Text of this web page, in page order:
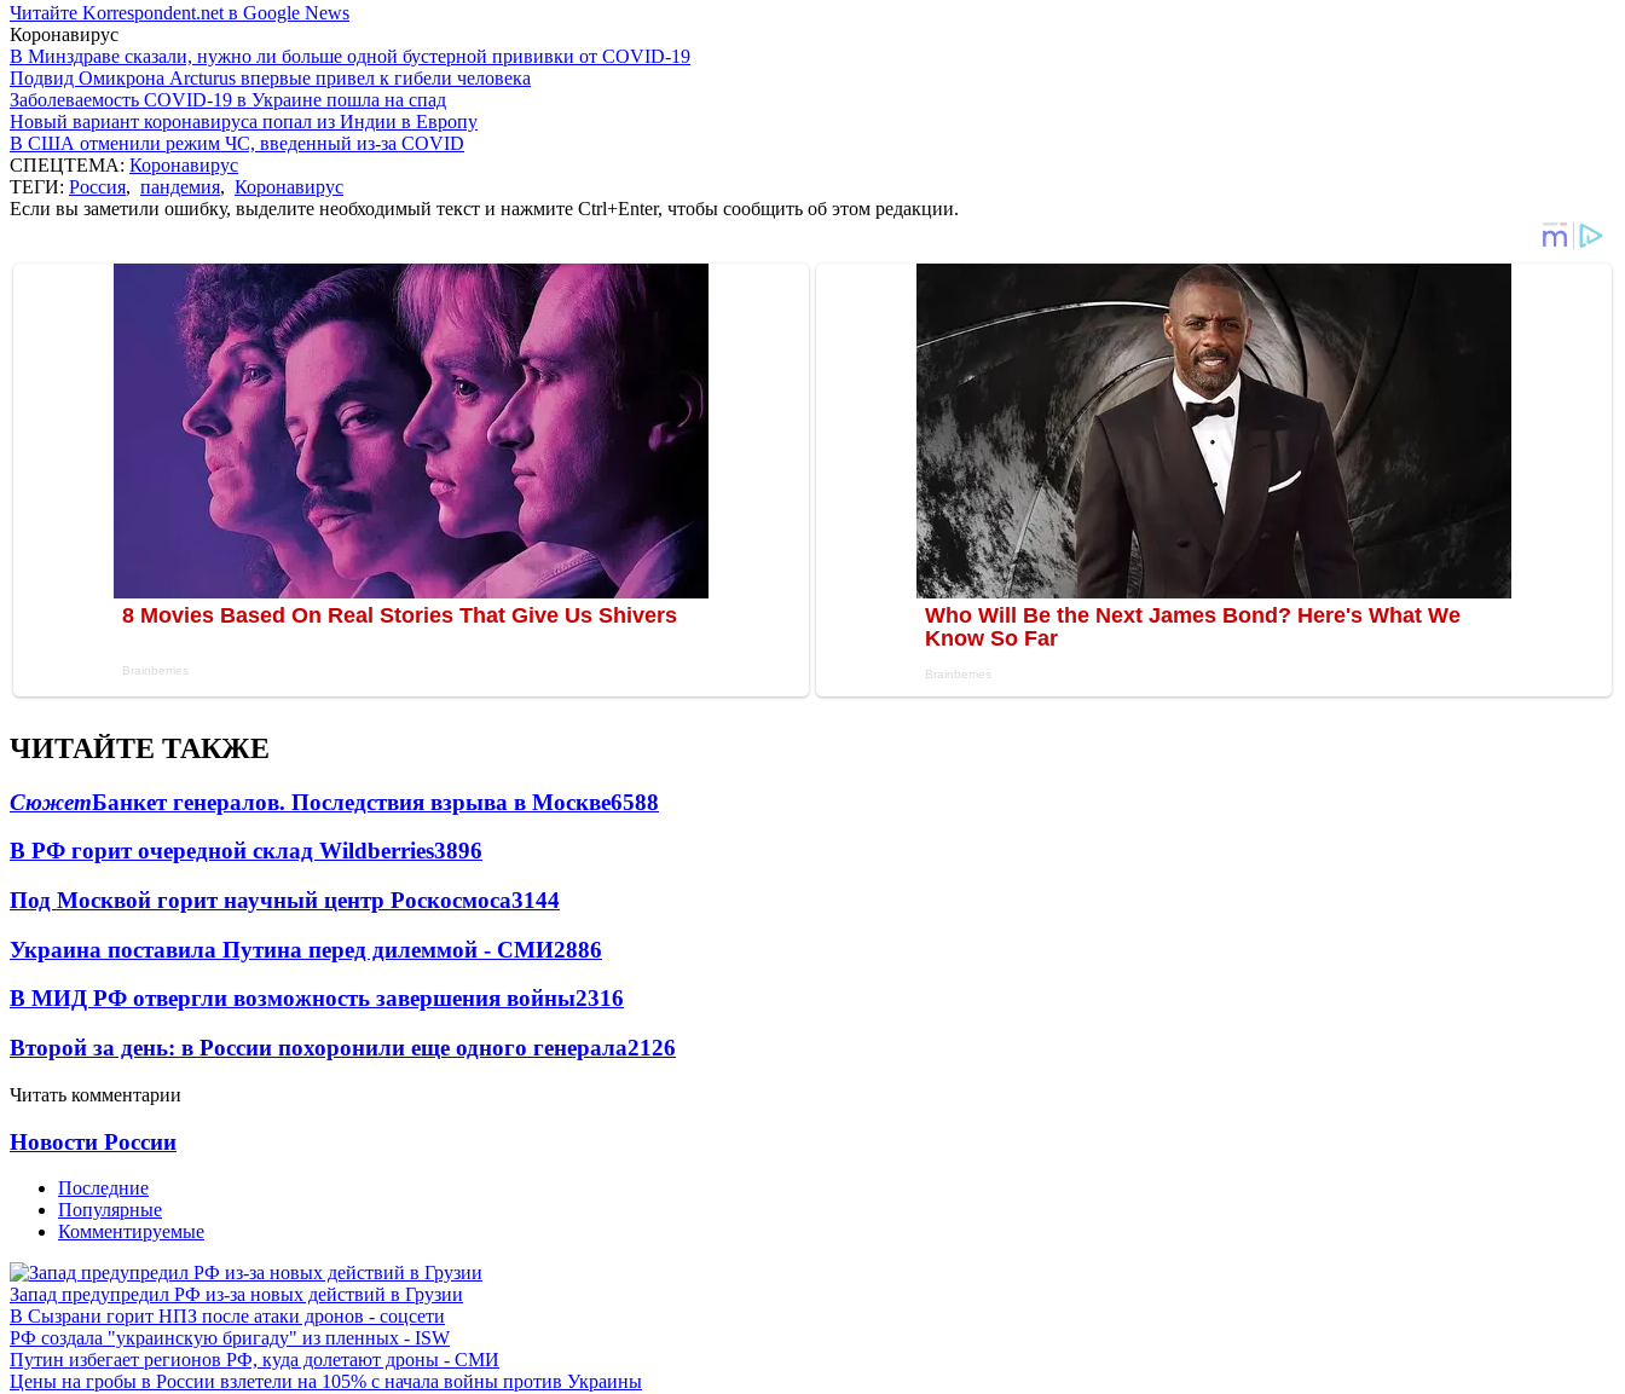
Читайте Korrespondent.net в Google News
Коронавирус
В Минздраве сказали, нужно ли больше одной бустерной прививки от COVID-19
Подвид Омикрона Arcturus впервые привел к гибели человека
Заболеваемость COVID-19 в Украине пошла на спад
Новый вариант коронавируса попал из Индии в Европу
В США отменили режим ЧС, введенный из-за COVID
СПЕЦТЕМА: Коронавирус
ТЕГИ: Россия, пандемия, Коронавирус
Если вы заметили ошибку, выделите необходимый текст и нажмите Ctrl+Enter, чтобы сообщить об этом редакции.
ЧИТАЙТЕ ТАКЖЕ
СюжетБанкет генералов. Последствия взрыва в Москве6588
В РФ горит очередной склад Wildberries3896
Под Москвой горит научный центр Роскосмоса3144
Украина поставила Путина перед дилеммой - СМИ2886
В МИД РФ отвергли возможность завершения войны2316
Второй за день: в России похоронили еще одного генерала2126
Читать комментарии
Новости России
Последние
Популярные
Комментируемые
Запад предупредил РФ из-за новых действий в Грузии
В Сызрани горит НПЗ после атаки дронов - соцсети
РФ создала "украинскую бригаду" из пленных - ISW
Путин избегает регионов РФ, куда долетают дроны - СМИ
Цены на гробы в России взлетели на 105% с начала войны против Украины